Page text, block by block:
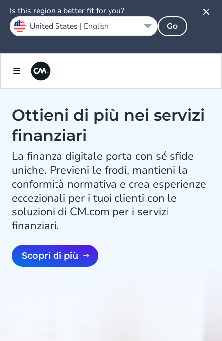
Ottieni di più nei servizi
finanziari
La finanza digitale porta con sé sfide
uniche. Previeni le frodi, mantieni la
conformità normativa e crea esperienze
eccezionali per i tuoi clienti con le
soluzioni di CM.com per i servizi
finanziari.
Scopri di più
Is this region a better fit for you?
United States | English Go